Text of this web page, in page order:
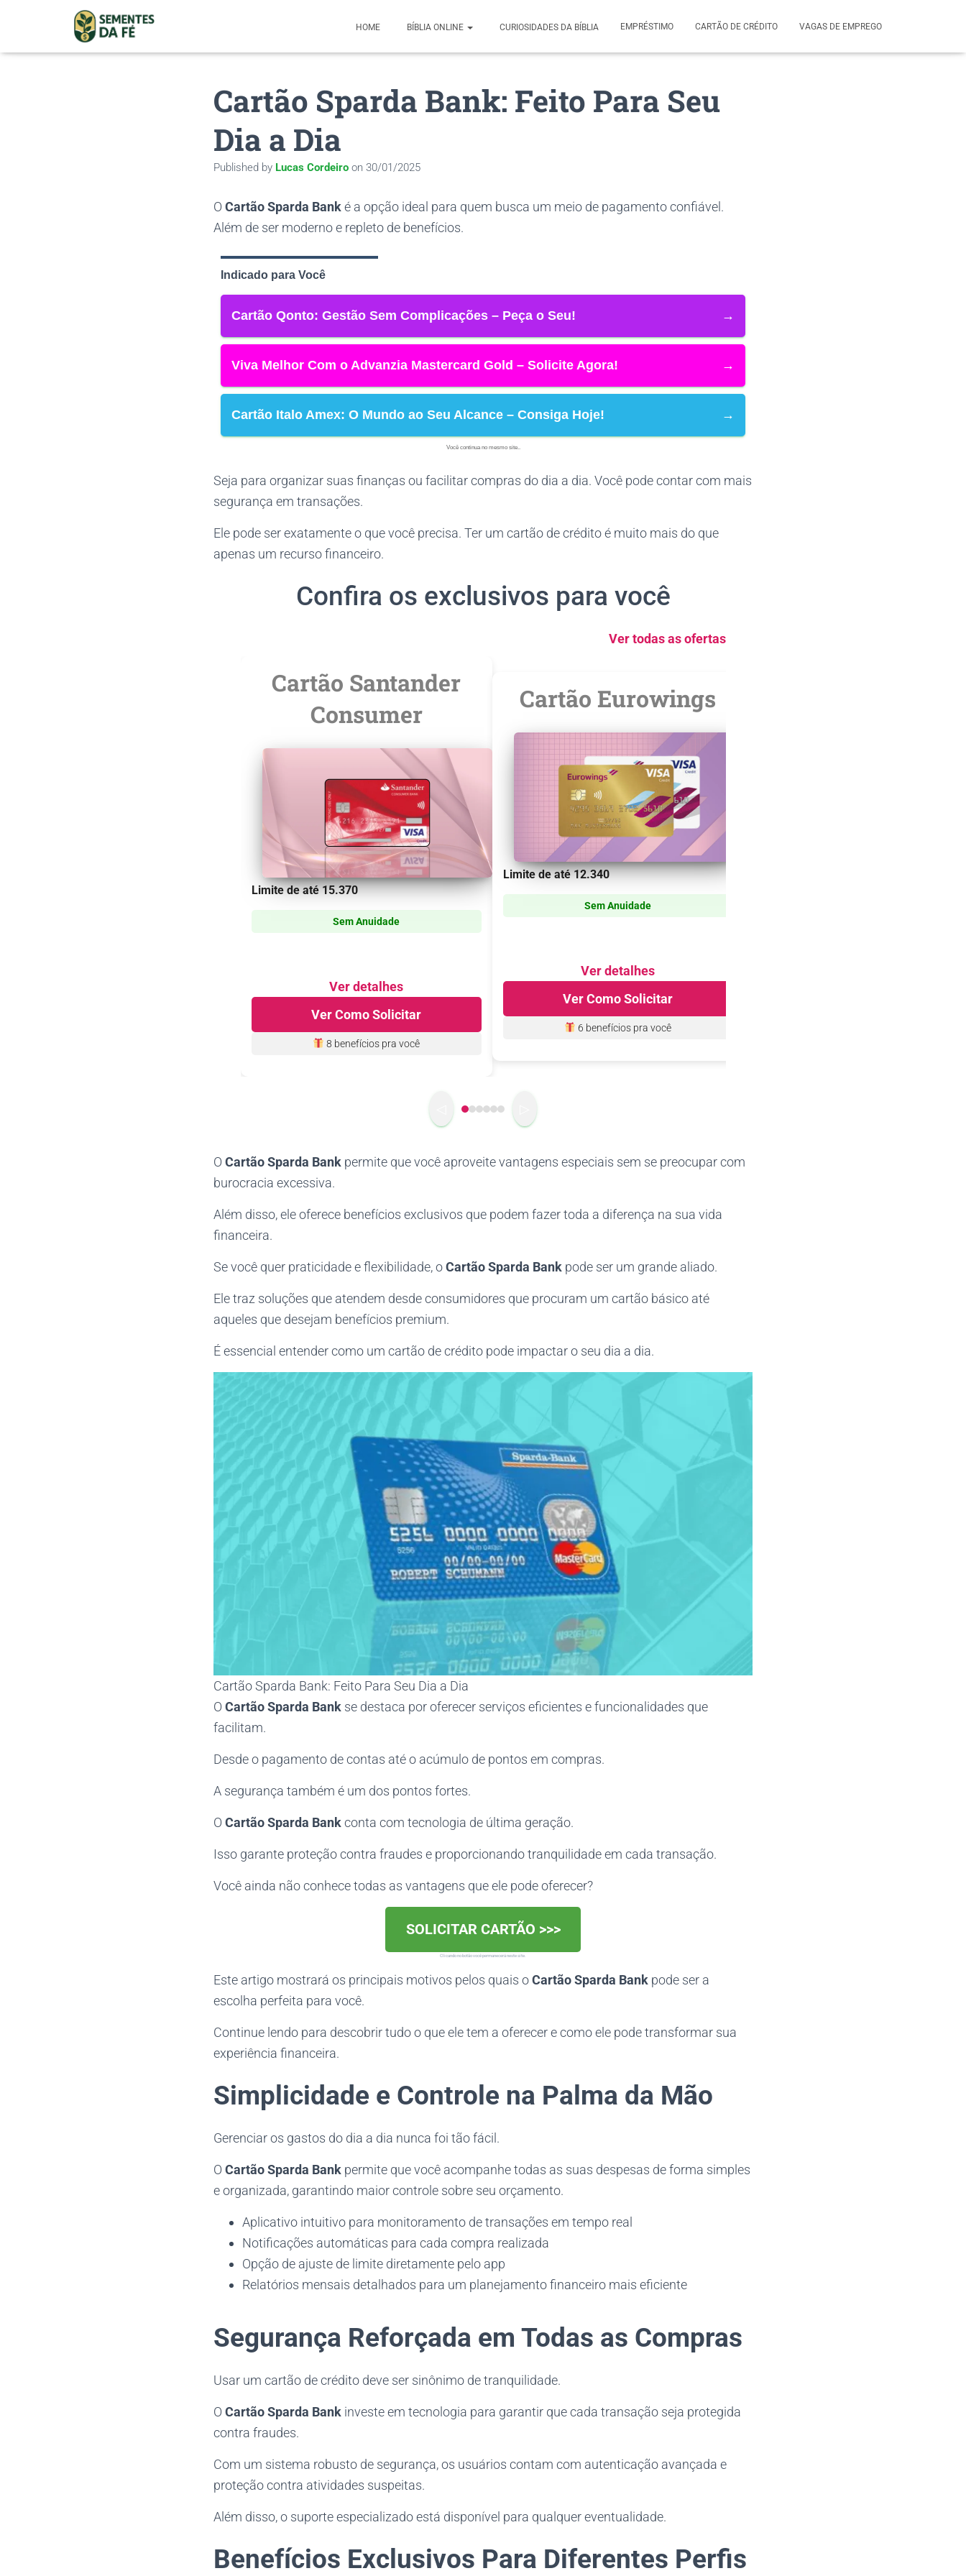
HOME BÍBLIA ONLINE CURIOSIDADES DA BÍBLIA EMPRÉSTIMO CARTÃO DE CRÉDITO VAGAS DE EMPREGO
Cartão Sparda Bank: Feito Para Seu
Dia a Dia
Published by Lucas Cordeiro on 30/01/2025
O Cartão Sparda Banké a opção ideal para quem busca um meio de pagamento confiável.
Além de ser moderno e repleto de benefícios.
Indicado para Você
Cartão Qonto: Gestão Sem Complicações – Peça o Seu! →
Viva Melhor Com o Advanzia Mastercard Gold – Solicite Agora! →
Cartão Italo Amex: O Mundo ao Seu Alcance – Consiga Hoje! →
Você continua no mesmo site..
Seja para organizar suas finanças ou facilitar compras do dia a dia. Você pode contar com mais
segurança em transações.
Ele pode ser exatamente o que você precisa. Ter um cartão de crédito é muito mais do que
apenas um recurso financeiro.
Confira os exclusivos para você
Ver todas as ofertas
Cartão Santander
Consumer
Limite de até15.370
Sem Anuidade
Ver detalhes
Ver Como Solicitar
8 benefíciospra você
Cartão Eurowings
Limite de até12.340
Sem Anuidade
Ver detalhes
Ver Como Solicitar
6 benefíciospra você
O Cartão Sparda Bank permite que você aproveite vantagens especiais sem se preocupar com
burocracia excessiva.
Além disso, ele oferece benefícios exclusivos que podem fazer toda a diferença na sua vida
financeira.
Se você quer praticidade e flexibilidade, oCartão Sparda Bank pode ser um grande aliado.
Ele traz soluções que atendem desde consumidores que procuram um cartão básico até
aqueles que desejam benefícios premium.
É essencial entender como um cartão de crédito pode impactar o seu dia a dia.
Cartão Sparda Bank: Feito Para Seu Dia a Dia
O Cartão Sparda Bank se destaca por oferecer serviços eficientes e funcionalidades que
facilitam.
Desde o pagamento de contas até o acúmulo de pontos em compras.
A segurança também é um dos pontos fortes.
O Cartão Sparda Bankconta com tecnologia de última geração.
Isso garante proteção contra fraudes e proporcionando tranquilidade em cada transação.
Você ainda não conhece todas as vantagens que ele pode oferecer?
SOLICITAR CARTÃO >>>
Clicando no botão você permanecerá neste site.
Este artigo mostrará os principais motivos pelos quais oCartão Sparda Bank pode ser a
escolha perfeita para você.
Continue lendo para descobrir tudo o que ele tem a oferecer e como ele pode transformar sua
experiência financeira.
Simplicidade e Controle na Palma da Mão
Gerenciar os gastos do dia a dia nunca foi tão fácil.
O Cartão Sparda Bank permite que você acompanhe todas as suas despesas de forma simples
e organizada, garantindo maior controle sobre seu orçamento.
Aplicativo intuitivo para monitoramento de transações em tempo real
Notificações automáticas para cada compra realizada
Opção de ajuste de limite diretamente pelo app
Relatórios mensais detalhados para um planejamento financeiro mais eficiente
Segurança Reforçada em Todas as Compras
Usar um cartão de crédito deve ser sinônimo de tranquilidade.
O Cartão Sparda Bank investe em tecnologia para garantir que cada transação seja protegida
contra fraudes.
Com um sistema robusto de segurança, os usuários contam com autenticação avançada e
proteção contra atividades suspeitas.
Além disso, o suporte especializado está disponível para qualquer eventualidade.
Benefícios Exclusivos Para Diferentes Perfis